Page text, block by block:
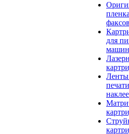
факсов
для
Ленты
печати